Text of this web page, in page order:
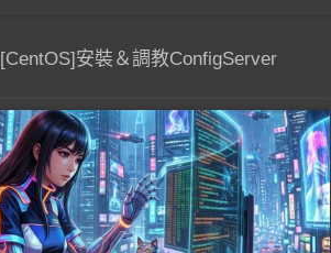
[CentOS]安裝＆調教ConfigServer